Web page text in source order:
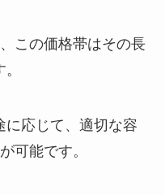
？！自作で安く作れる
この価格帯はその長
に応じて、適切な容
可能です。